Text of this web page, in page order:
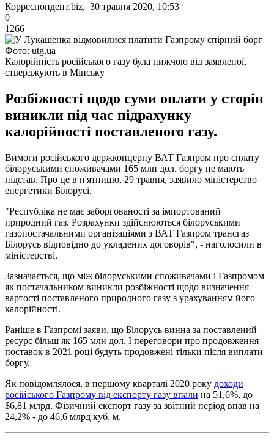
Корреспондент.biz, 30 травня 2020, 10:53
0
1266
Фото: utg.ua
Калорійність російського газу була нижчою від заявленої,
стверджують в Мінську
Розбіжності щодо суми оплати у сторін
виникли під час підрахунку
калорійності поставленого газу.
Вимоги російського держконцерну ВАТ Газпром про сплату
білоруськими споживачами 165 млн дол. боргу не мають
підстав. Про це в п'ятницю, 29 травня, заявило міністерство
енергетики Білорусі.
"Республіка не має заборгованості за імпортований
природний газ. Розрахунки здійснюються білоруськими
газопостачальними організаціями з ВАТ Газпром трансгаз
Білорусь відповідно до укладених договорів", - наголосили в
міністерстві.
Зазначається, що між білоруськими споживачами і Газпромом
як постачальником виникли розбіжності щодо визначення
вартості поставленого природного газу з урахуванням його
калорійності.
Раніше в Газпромі заяви, що Білорусь винна за поставлений
ресурс більш як 165 млн дол. І переговори про продовження
поставок в 2021 році будуть продовжені тільки після виплати
боргу.
Як повідомлялося, в першому кварталі 2020 року доходи
російського Газпрому від експорту газу впали на 51,6%, до
$6,81 млрд. Фізичний експорт газу за звітний період впав на
24,2% - до 46,6 млрд куб. м.